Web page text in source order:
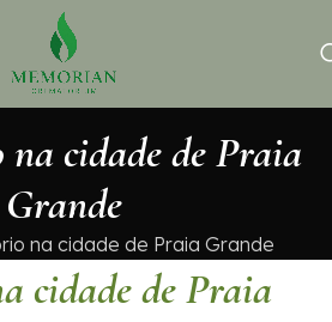
cidade de Praia
Grande
na cidade de Praia Grande
cidade de Praia